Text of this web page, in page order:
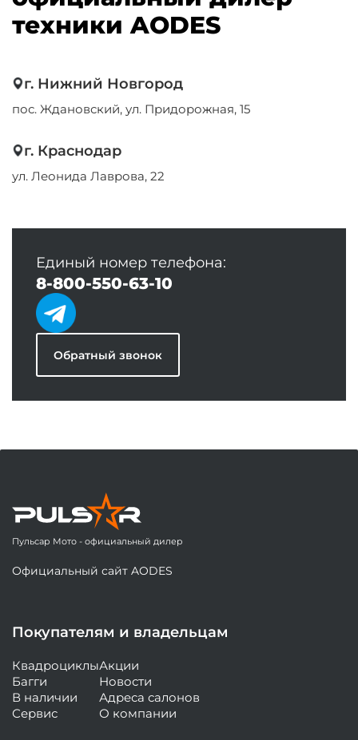
техники AODES
г. Нижний Новгород
пос. Ждановский, ул. Придорожная, 15
г. Краснодар
ул. Леонида Лаврова, 22
Единый номер телефона:
8-800-550-63-10
Обратный звонок
Пульсар Мото - официальный дилер
Официальный сайт AODES
Покупателям и владельцам
Квадроциклы
Багги
В наличии
Сервис
Акции
Новости
Адреса салонов
О компании